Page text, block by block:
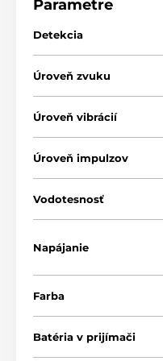
váš pes s ním môže
14 dní používania
Detekcia
Obojok
Premium
Parametre
Detekcia
Úroveň zvuku
Úroveň vibrácií
Úroveň impulzov
Vodotesnosť
Napájanie
Farba
Batéria v prijímači